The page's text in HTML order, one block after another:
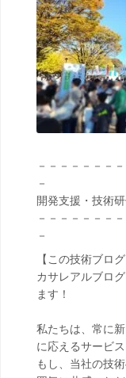
－－－－－－－
－
開発支援・技術
－－－－－－－
－
【この技術ブロ
カサレアルブロ
ます！
私たちは、常に
に応えるサービ
もし、当社の技